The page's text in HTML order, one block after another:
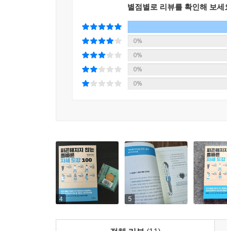
《피곤해지지 않는 올바른 자세 도감 100》은 몸
‘피곤해지지 않게 걷는 법’ 등 기본 자세 뿐 아니
않는 법’, ‘10시간 앉아서 일해도 피곤해지지 않
손목 사용법’ 등 시도해 보고 싶은 방법이 많습니다.
‘걷기’ 하나만 봐도 오르막길, 내리막길, 계단. 타
04_피곤해지지 않는 생활 습관과 멘탈 관리
현대인은 ‘육체 피로’에 더해 ‘뇌 피로’와 ‘정신
방법도 담았습니다. 쉽게 피곤해지지 않기 위해
별점별로 리뷰를 확인해 보세
0%
0%
0%
0%
4 5